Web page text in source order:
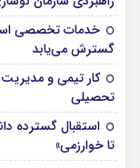
خدمات تخصصی
گسترش می‌یابد
کار تیمی و
تحصیلی
استقبال گسترده
تا خوارزمی»